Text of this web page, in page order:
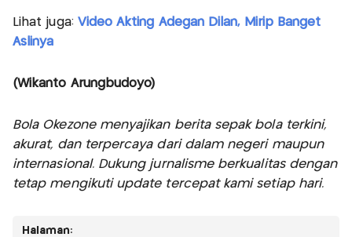
Lihat juga: Video Akting Adegan Dilan, Mirip Banget
Aslinya
(Wikanto Arungbudoyo)
Bola Okezone menyajikan berita sepak bola terkini,
akurat, dan terpercaya dari dalam negeri maupun
internasional. Dukung jurnalisme berkualitas dengan
tetap mengikuti update tercepat kami setiap hari.
Halaman: